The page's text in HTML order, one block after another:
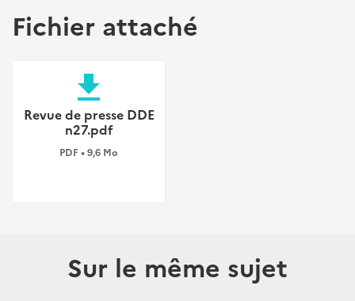
Fichier attaché
file_download
Revue de presse DDE
n27.pdf
PDF • 9,6 Mo
Sur le même sujet